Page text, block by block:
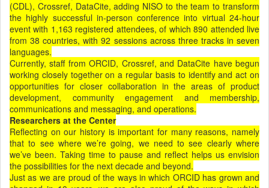
(CDL), Crossref, DataCite, adding NISO to the team to transform
the highly successful in-person conference into virtual 24-hour
event with 1,163 registered attendees, of which 890 attended live
from 38 countries, with 92 sessions across three tracks in seven
languages.
Currently, staff from ORCID, Crossref, and DataCite have begun
working closely together on a regular basis to identify and act on
opportunities for closer collaboration in the areas of product
development, community engagement and membership,
communications and messaging, and operations.
Researchers at the Center
Reflecting on our history is important for many reasons, namely
that to see where we’re going, we need to see clearly where
we’ve been. Taking time to pause and reflect helps us envision
the possibilities for the next decade and beyond.
Just as we are proud of the ways in which ORCID has grown and